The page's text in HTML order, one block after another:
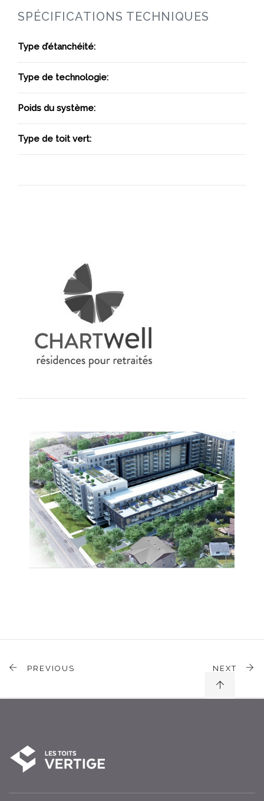
SPÉCIFICATIONS TECHNIQUES
Type d’étanchéité:
Type de technologie:
Poids du système:
Type de toit vert:
PREVIOUS NEXT